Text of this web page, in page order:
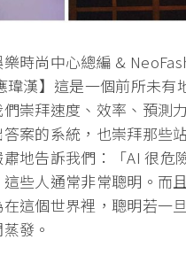
樂時尚中心總編 &
瑋漢】這是一個前所未有
崇拜速度、效率、 預測
案的系統， 也崇拜那些
肅地告訴我們：「AI 很危
些人通常非常聰明。而
這個世界裡，聰明若一
發。